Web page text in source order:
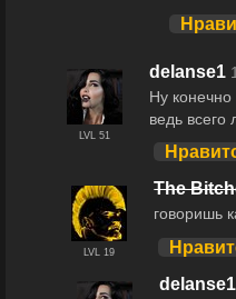
LVL 51
delanse1
Ну
ведь
LVL 19
The
говоришь
delanse1